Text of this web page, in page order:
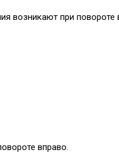
возникают при повороте
вправо.